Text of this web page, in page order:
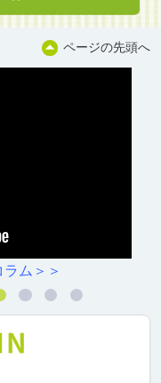
ページの先頭へ
ム＞＞